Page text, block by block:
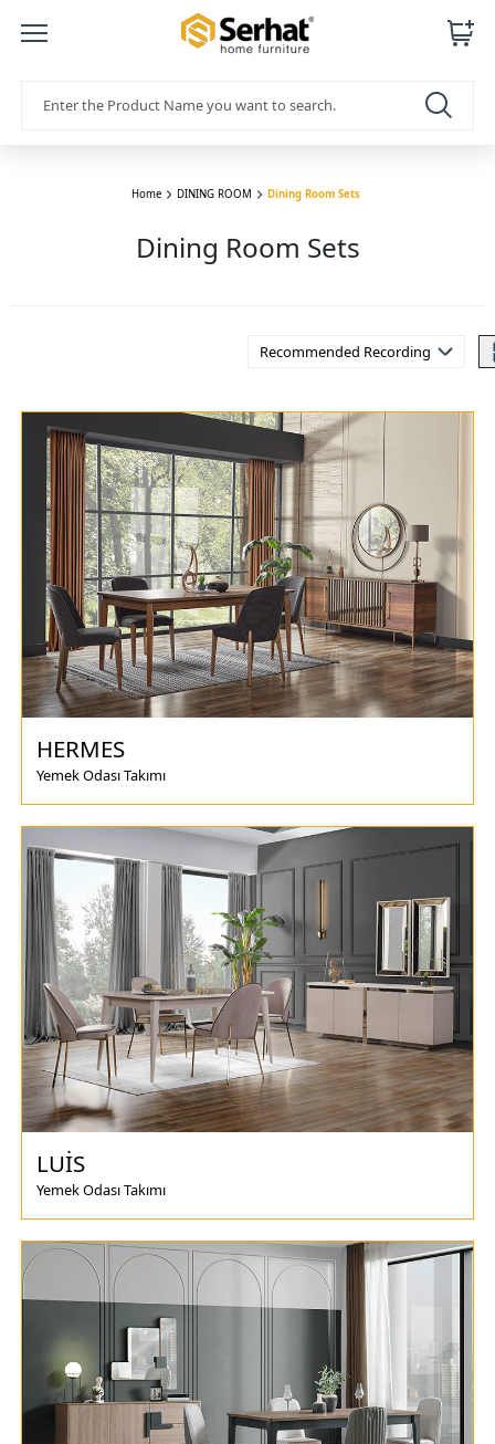
Home DINING ROOM Dining Room Sets
Dining Room Sets
Recommended Recording
HERMES
Yemek Odası Takımı
LUİS
Yemek Odası Takımı